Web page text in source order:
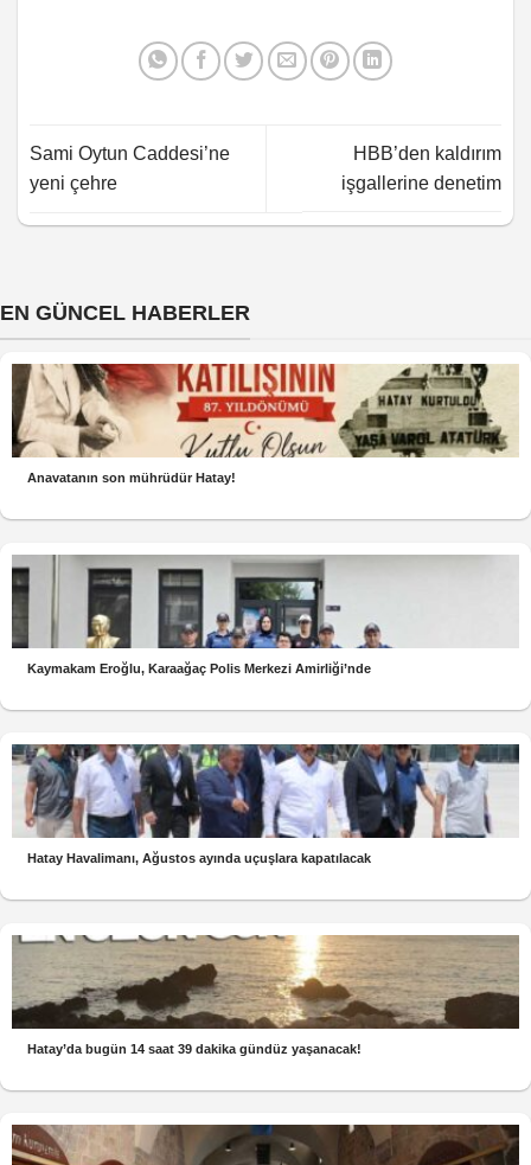
Sami Oytun Caddesi’ne
yeni çehre
HBB’den kaldırım
işgallerine denetim
EN GÜNCEL HABERLER
Anavatanın son mührüdür Hatay!
Kaymakam Eroğlu, Karaağaç Polis Merkezi Amirliği’nde
Hatay Havalimanı, Ağustos ayında uçuşlara kapatılacak
Hatay’da bugün 14 saat 39 dakika gündüz yaşanacak!